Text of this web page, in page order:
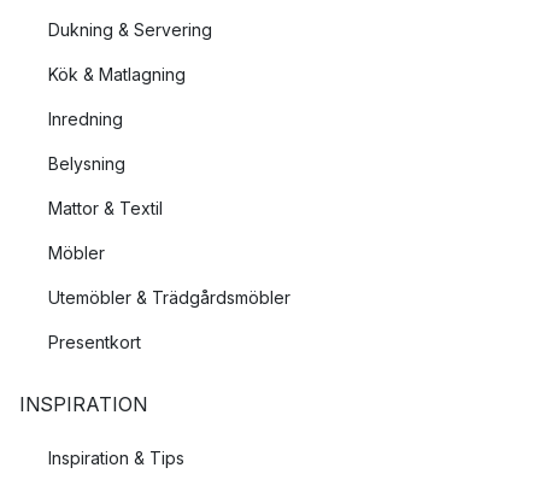
Dukning & Servering
Kök & Matlagning
Inredning
Belysning
Mattor & Textil
Möbler
Utemöbler & Trädgårdsmöbler
Presentkort
INSPIRATION
Inspiration & Tips